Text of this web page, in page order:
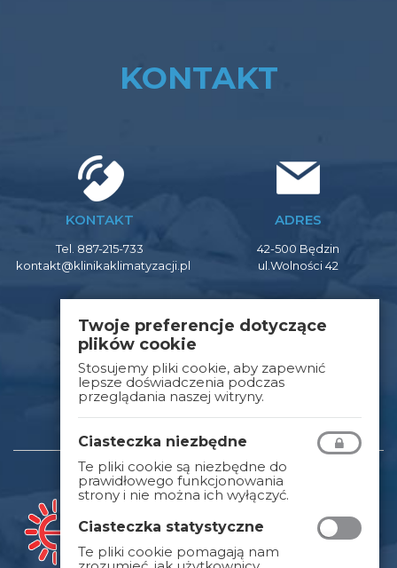
KONTAKT
KONTAKT
Tel. 887-215-733
kontakt@klinikaklimatyzacji.pl
ADRES
42-500 Będzin
ul.Wolności 42
GODZINY OTWARCIA
Poniedziałek-Piątek
Twoje preferencje dotyczące
plików cookie
Stosujemy pliki cookie, aby zapewnić
lepsze doświadczenia podczas
przeglądania naszej witryny.
Ciasteczka niezbędne
Te pliki cookie są niezbędne do
prawidłowego funkcjonowania
strony i nie można ich wyłączyć.
Ciasteczka statystyczne
Te pliki cookie pomagają nam